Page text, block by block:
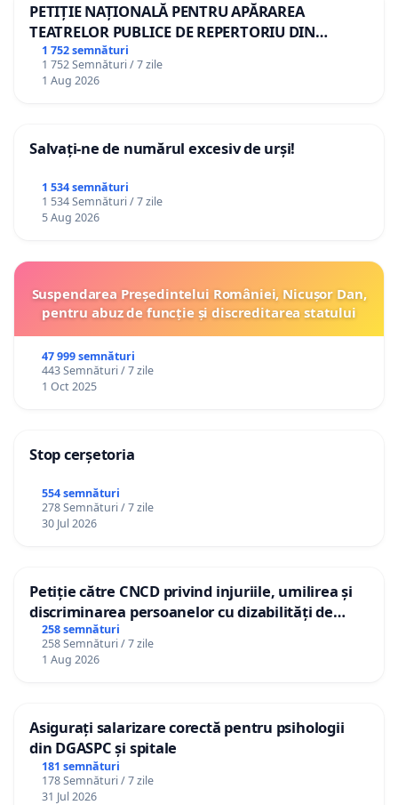
PETIȚIE NAȚIONALĂ PENTRU APĂRAREA
TEATRELOR PUBLICE DE REPERTORIU DIN
ROMÂNIA
1 752 semnături
1 752 Semnături / 7 zile
1 Aug 2026
Salvați-ne de numărul excesiv de urși!
1 534 semnături
1 534 Semnături / 7 zile
5 Aug 2026
Suspendarea Președintelui României, Nicușor Dan,
pentru abuz de funcție și discreditarea statului
47 999 semnături
443 Semnături / 7 zile
1 Oct 2025
Stop cerșetoria
554 semnături
278 Semnături / 7 zile
30 Jul 2026
Petiție către CNCD privind injuriile, umilirea și
discriminarea persoanelor cu dizabilități de
către utilizatorul TikTok „Gorici”
258 semnături
258 Semnături / 7 zile
1 Aug 2026
Asigurați salarizare corectă pentru psihologii
din DGASPC și spitale
181 semnături
178 Semnături / 7 zile
31 Jul 2026